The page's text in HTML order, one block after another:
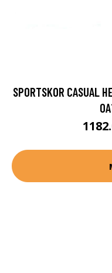
SPORTSKOR CASUAL